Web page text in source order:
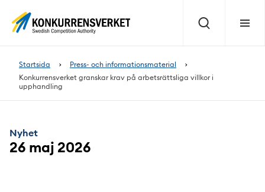
Sök Meny
Startsida
Press- och informationsmaterial
Konkurrensverket granskar krav på arbetsrättsliga villkor i
upphandling
Nyhet
26 maj 2026